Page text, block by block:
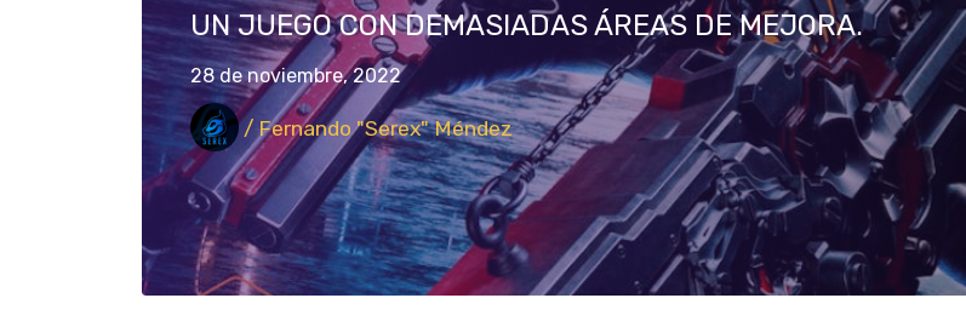
UN JUEGO CON DEMASIADAS ÁREAS DE MEJORA.
28 de noviembre, 2022
/ Fernando "Serex" Méndez